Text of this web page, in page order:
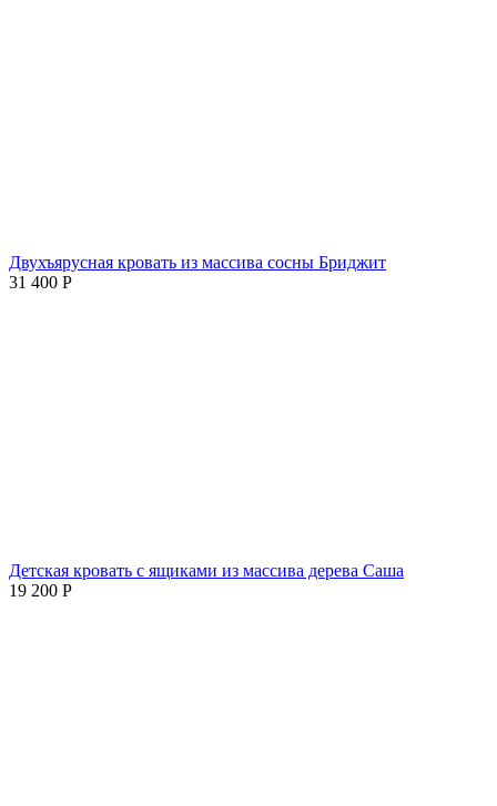
Двухъярусная кровать из массива сосны Бриджит
31 400 Р
Детская кровать с ящиками из массива дерева Саша
19 200 Р